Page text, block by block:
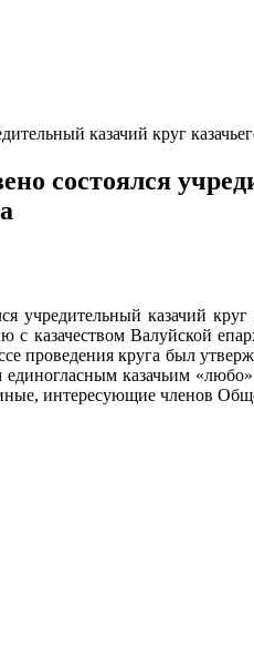
казачий круг
состоялся
учредительный казачий
с казачеством Валуйской
круга был
единогласным казачьим
интересующие членов